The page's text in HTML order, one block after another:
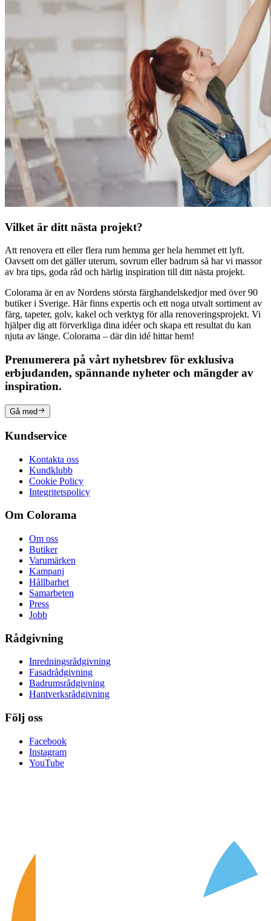
Vilket är ditt nästa projekt?
Att renovera ett eller flera rum hemma ger hela hemmet ett lyft.
Oavsett om det gäller uterum, sovrum eller badrum så har vi massor
av bra tips, goda råd och härlig inspiration till ditt nästa projekt.
Colorama är en av Nordens största färghandelskedjor med över 90
butiker i Sverige. Här finns expertis och ett noga utvalt sortiment av
färg, tapeter, golv, kakel och verktyg för alla renoveringsprojekt. Vi
hjälper dig att förverkliga dina idéer och skapa ett resultat du kan
njuta av länge. Colorama – där din idé hittar hem!
Prenumerera på vårt nyhetsbrev för exklusiva
erbjudanden, spännande nyheter och mängder av
inspiration.
Gå med
Kundservice
Kontakta oss
Kundklubb
Cookie Policy
Integritetspolicy
Om Colorama
Om oss
Butiker
Varumärken
Kampanj
Hållbarhet
Samarbeten
Press
Jobb
Rådgivning
Inredningsrådgivning
Fasadrådgivning
Badrumsrådgivning
Hantverksrådgivning
Följ oss
Facebook
Instagram
YouTube